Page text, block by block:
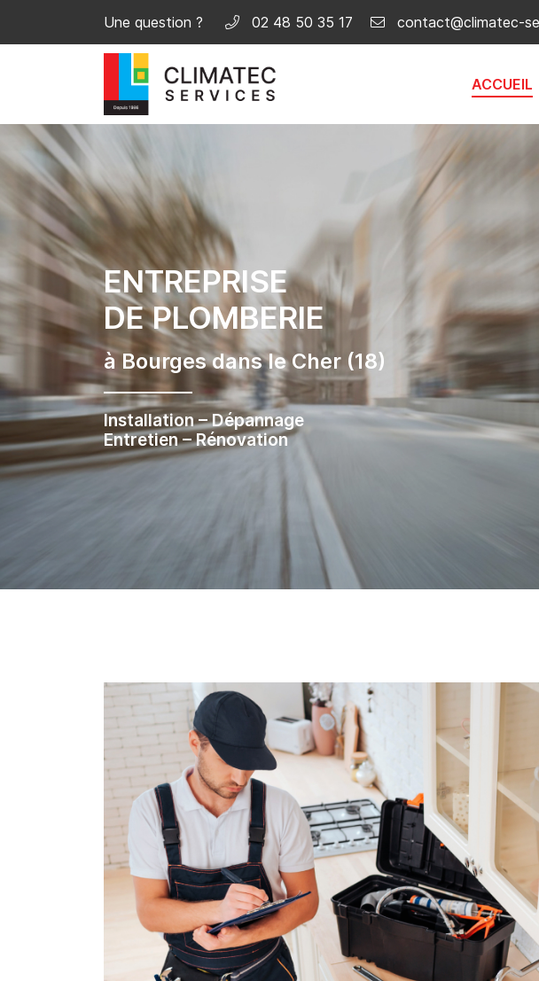
Une question ? 02 48 50 35 17
ACCUEIL
33 rue Louis Armand
Adresse email de réception
Recopier le code ci-contre
Rafraîchir le captcha
commerciales à l'adresse email indiqué ci-dessus. Vous pouvez vous désinscrire
le formulaire de désinscription
ENTREPRISE
DE PLOMBERIE
à Bourges dans le Cher (18)
Installation – Dépannage
Entretien – Rénovation